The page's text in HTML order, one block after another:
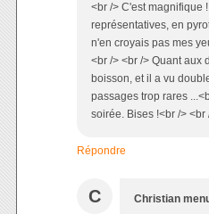
<br /> C'est magnifique
représentatives, en
n'en croyais pas mes
<br /> <br /> Quant aux
boisson, et il a vu
passages trop rares
soirée. Bises !<br /> <br
Répondre
C Christian